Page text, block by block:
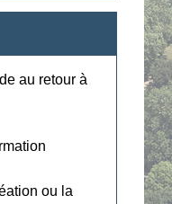
au retour à
ou la